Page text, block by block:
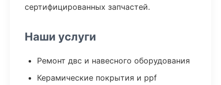
сертифицированных запчастей.
Наши услуги
Ремонт двс и навесного оборудования
Керамические покрытия и ppf